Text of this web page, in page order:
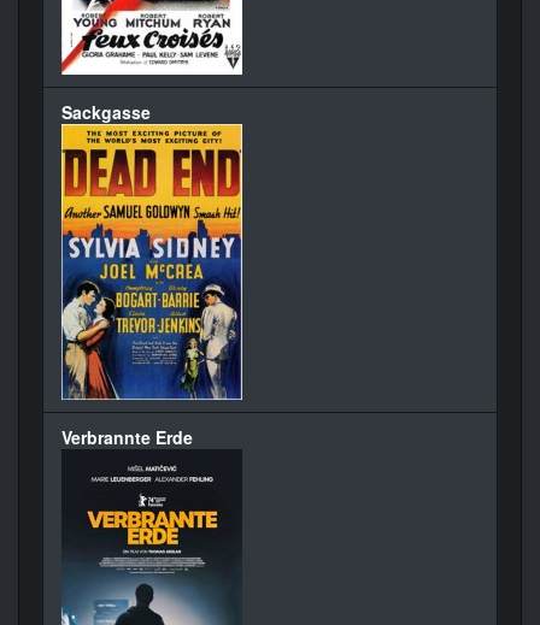
Sackgasse
Verbrannte Erde